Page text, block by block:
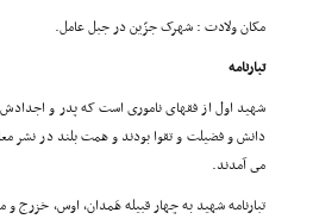
مکان ولادت : شهرک جزّین در جبل عامل.
تبارنامه
شهید اول از فقهاى نامورى است که پدر و
دانش و فضیلت و تقوا بودند و همت بلند در نشر
مى آمدند.
تبارنامه شهید به چهار قبیله هَمدان، اوس،